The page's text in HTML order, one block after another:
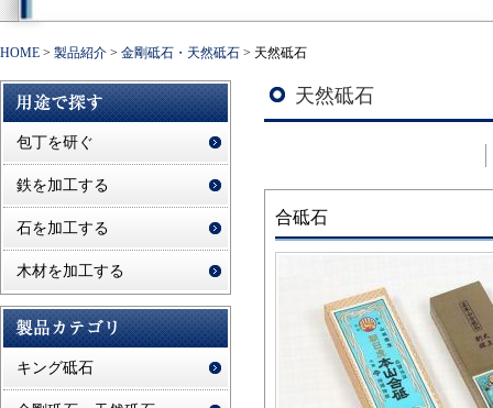
HOME > 製品紹介 > 金剛砥石・天然砥石 > 天然砥石
天然砥石
合砥石
包丁を研ぐ
鉄を加工する
石を加工する
木材を加工する
キング砥石